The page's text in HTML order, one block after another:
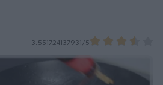
Gör så här: Skiva korven och alla
ca …
Continued
3.551724137931/5